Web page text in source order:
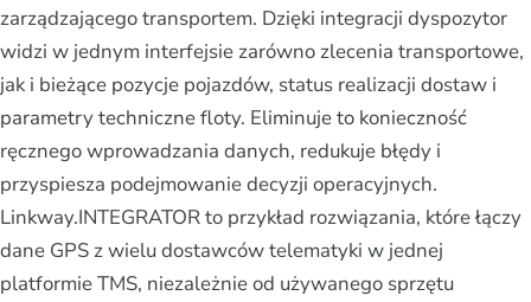
zarządzającego transportem. Dzięki integracji dyspozytor
widzi w jednym interfejsie zarówno zlecenia transportowe,
jak i bieżące pozycje pojazdów, status realizacji dostaw i
parametry techniczne floty. Eliminuje to konieczność
ręcznego wprowadzania danych, redukuje błędy i
przyspiesza podejmowanie decyzji operacyjnych.
Linkway.INTEGRATOR to przykład rozwiązania, które łączy
dane GPS z wielu dostawców telematyki w jednej
platformie TMS, niezależnie od używanego sprzętu